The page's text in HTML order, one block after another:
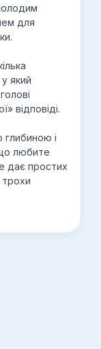
для
який
відповіді.
глибиною і
любите
дає простих